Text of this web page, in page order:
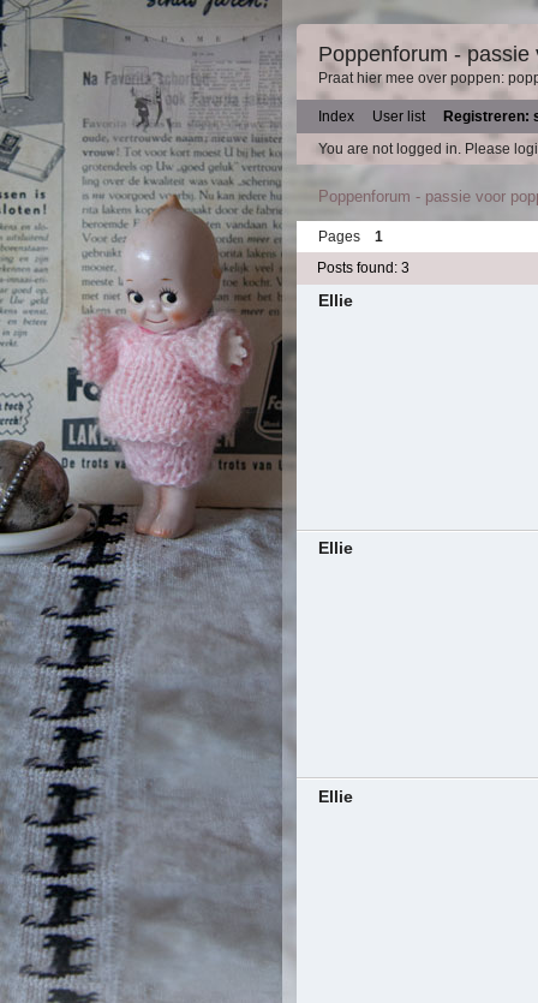
Poppenforum - passie
Praat hier mee over poppen:
Index User list
Registreren:
You are not logged in. Please
Poppenforum - passie voor
Pages
1
Posts found: 3
Ellie
Ellie
Ellie